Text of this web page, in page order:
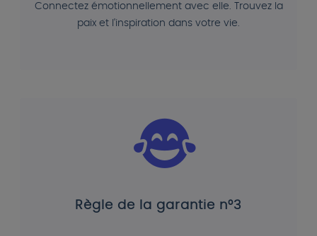
Connectez émotionnellement avec elle. Trouvez la
paix et l'inspiration dans votre vie.
Règle de la garantie n°3